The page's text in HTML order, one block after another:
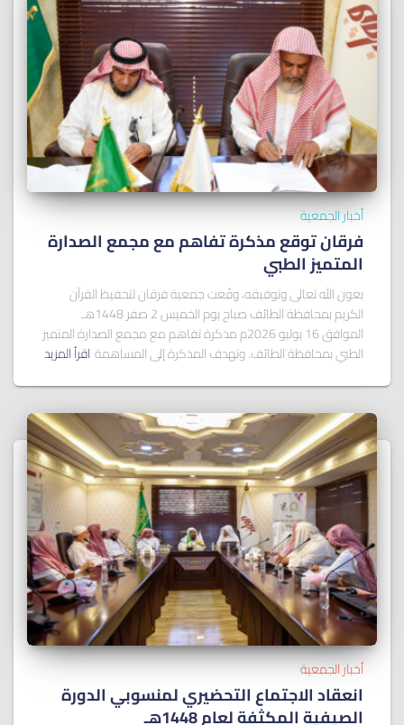
أخبار الجمعية
فرقان توقع مذكرة تفاهم مع مجمع الصدارة
المتميز الطبي
بعون الله تعالى وتوفيقه، وقّعت جمعية فرقان لتحفيظ القرآن
الكريم بمحافظة الطائف صباح يوم الخميس 2 صفر 1448هـ
الموافق 16 يوليو 2026م مذكرة تفاهم مع مجمع الصدارة المتميز
الطبي بمحافظة الطائف. وتهدف المذكرة إلى المساهمة اقرأ المزيد
أخبار الجمعية
انعقاد الاجتماع التحضيري لمنسوبي الدورة
الصيفية المكثفة لعام 1448هـ